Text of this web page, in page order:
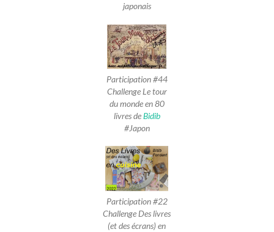
japonais
Participation #44
Challenge Le tour
du monde en 80
livres deBidib
#Japon
Participation #22
Challenge Des livres
(et des écrans) en